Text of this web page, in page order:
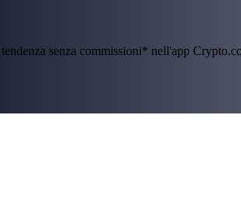
senza commissioni* nell'app